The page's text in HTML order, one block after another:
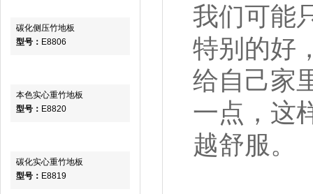
碳化侧压竹地板
型号： E8806
本色实心重竹地板
型号： E8820
碳化实心重竹地板
型号： E8819
我们可能
特别的好
给自己家
一点，这
越舒服。